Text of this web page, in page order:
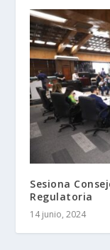
Sesiona
Regulatoria
14 junio, 2024